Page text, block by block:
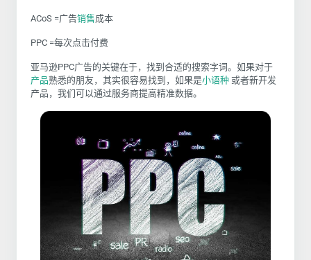
ACoS =广告销售成本
PPC =每次点击付费
亚马逊PPC广告的关键在于，找到合适的搜索字词。如果对于
产品熟悉的朋友，其实很容易找到，如果是小语种 或者新开发
产品，我们可以通过服务商提高精准数据。